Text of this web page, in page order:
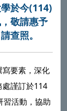
於今(114)
敬請惠予
查照。
要素，深化
謹訂於114
習活動，協助